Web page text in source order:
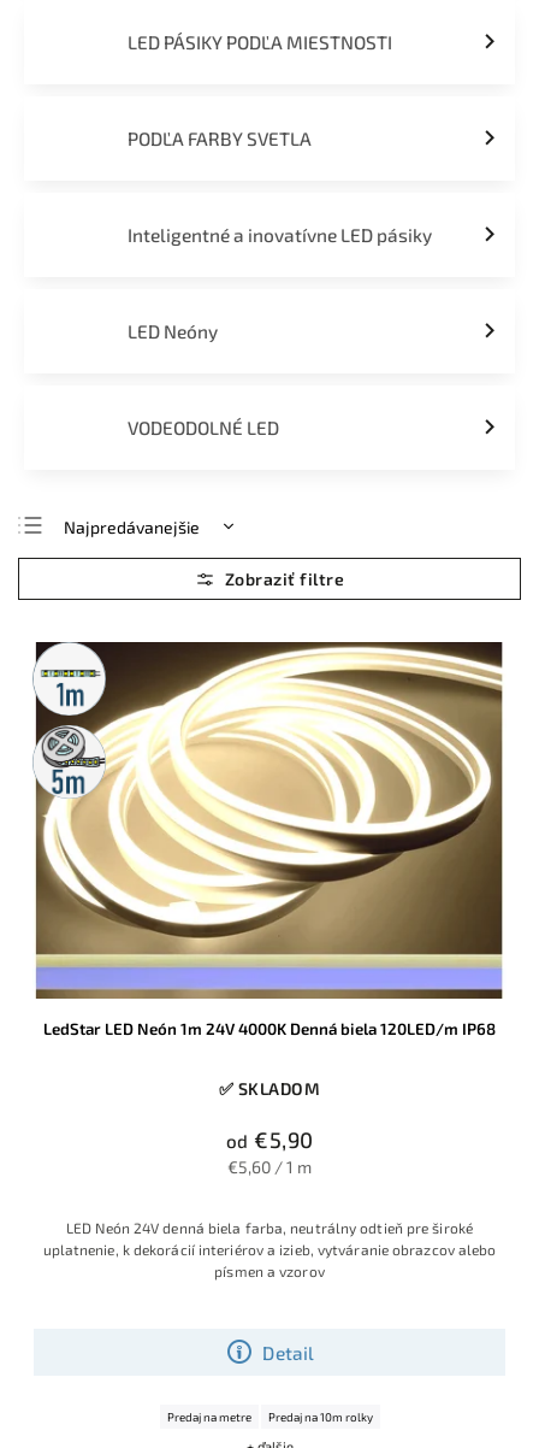
LED PÁSIKY PODĽA MIESTNOSTI
PODĽA FARBY SVETLA
Inteligentné a inovatívne LED pásiky
LED Neóny
VODEODOLNÉ LED
Najpredávanejšie
Najlacnejšie
Najdrahšie
Abecedne
Metrážny
predaj
5m
rolka
LedStar LED Neón 1m 24V 4000K Denná biela 120LED/m IP68
✅ SKLADOM
od €5,90
€5,60 / 1 m
Detail
LED Neón 24V denná biela farba, neutrálny odtieň pre široké
uplatnenie, k dekorácií interiérov a izieb, vytváranie obrazcov alebo
písmen a vzorov
Predaj na metre Predaj na 10m rolky